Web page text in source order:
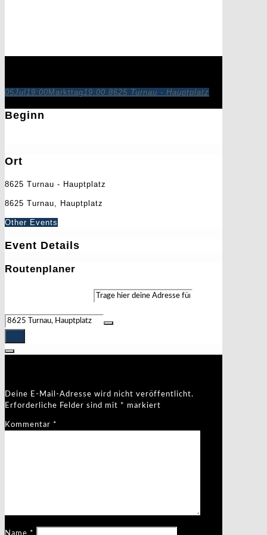
05Jul19:00 Markttag19:00 8625 Turnau - Hauptplatz
Beginn
Ort
8625 Turnau - Hauptplatz
8625 Turnau, Hauptplatz
Other Events
Event Details
Routenplaner
Deine E-Mail-Adresse wird nicht veröffentlicht.
Erforderliche Felder sind mit * markiert
Kommentar *